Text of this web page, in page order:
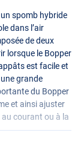
un spomb hybride
dans l’air
de deux
lorsque le Bopper
est facile et
grande
du Bopper
et ainsi ajuster
courant ou à la